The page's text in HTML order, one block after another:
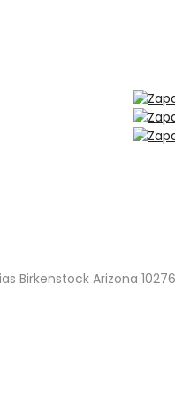
Birkenstock Arizona